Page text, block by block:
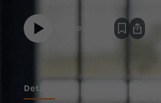
Abspielen
Details